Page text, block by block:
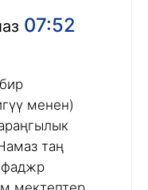
07:52
менен)
таң
фаджр